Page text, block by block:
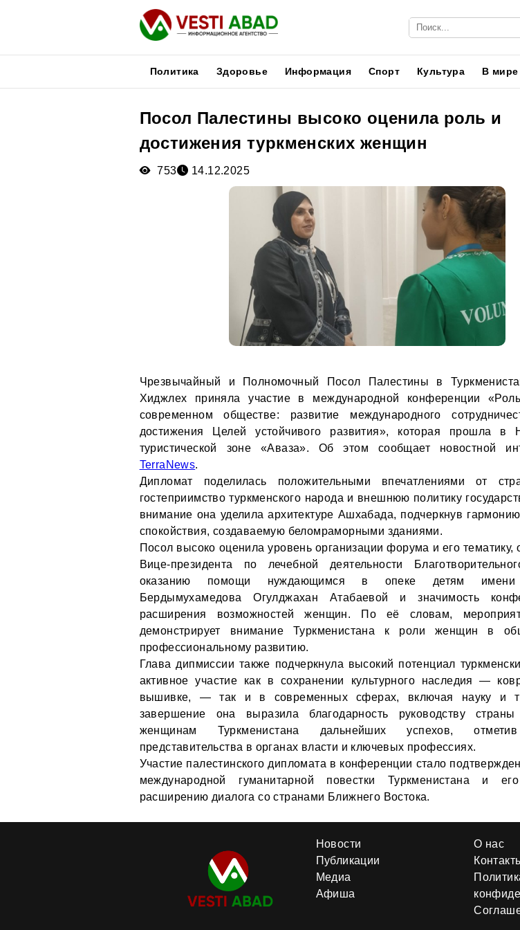
Политика Здоровье Информация Спорт Культура В мире
Посол Палестины высоко оценила роль и
достижения туркменских женщин
753 14.12.2025
Чрезвычайный и Полномочный Посол Палестины в
Хиджлех приняла участие в международной конференции
современном обществе: развитие международного
достижения Целей устойчивого развития», которая прошла в
туристической зоне «Аваза». Об этом сообщает новостной
TerraNews.
Дипломат поделилась положительными впечатлениями от
гостеприимство туркменского народа и внешнюю политику
внимание она уделила архитектуре Ашхабада, подчеркнув
спокойствия, создаваемую беломраморными зданиями.
Посол высоко оценила уровень организации форума и его тематику,
Вице-президента по лечебной деятельности
оказанию помощи нуждающимся в опеке детям имени
Бердымухамедова Огулджахан Атабаевой и значимость
расширения возможностей женщин. По её словам,
демонстрирует внимание Туркменистана к роли женщин в
профессиональному развитию.
Глава дипмиссии также подчеркнула высокий потенциал
активное участие как в сохранении культурного наследия —
вышивке, — так и в современных сферах, включая науку и
завершение она выразила благодарность руководству
женщинам Туркменистана дальнейших успехов,
представительства в органах власти и ключевых профессиях.
Участие палестинского дипломата в конференции стало
международной гуманитарной повестки Туркменистана и
расширению диалога со странами Ближнего Востока.
Новости
Публикации
Медиа
Афиша
О нас